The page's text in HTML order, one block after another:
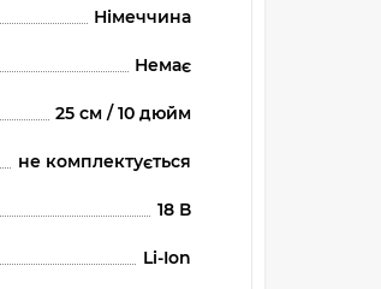
Німеччина
Немає
25 см / 10 дюйм
не комплектується
18 В
Li-Ion